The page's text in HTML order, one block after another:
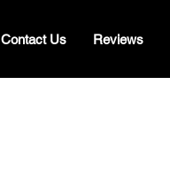
Contact Us Reviews